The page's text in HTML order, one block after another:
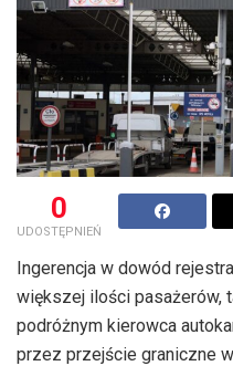
0
UDOSTĘPNIEŃ
Ingerencja w dowód
większej ilości pasażerów,
podróżnym kierowca
przez przejście graniczne